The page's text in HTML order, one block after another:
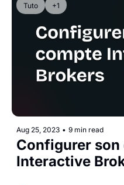
Tuto +1
Aug 25, 2023 • 9 min read
Configurer son
Interactive